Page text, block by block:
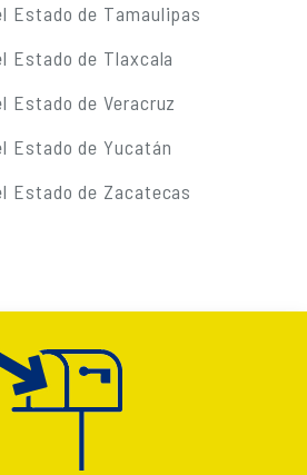
Estado de Tamaulipas
Estado de Tlaxcala
Estado de Veracruz
Estado de Yucatán
Estado de Zacatecas